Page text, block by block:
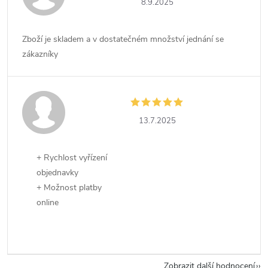
8.9.2025
Zboží je skladem a v dostatečném množství jednání se
zákazníky
13.7.2025
+ Rychlost vyřízení
objednavky
+ Možnost platby
online